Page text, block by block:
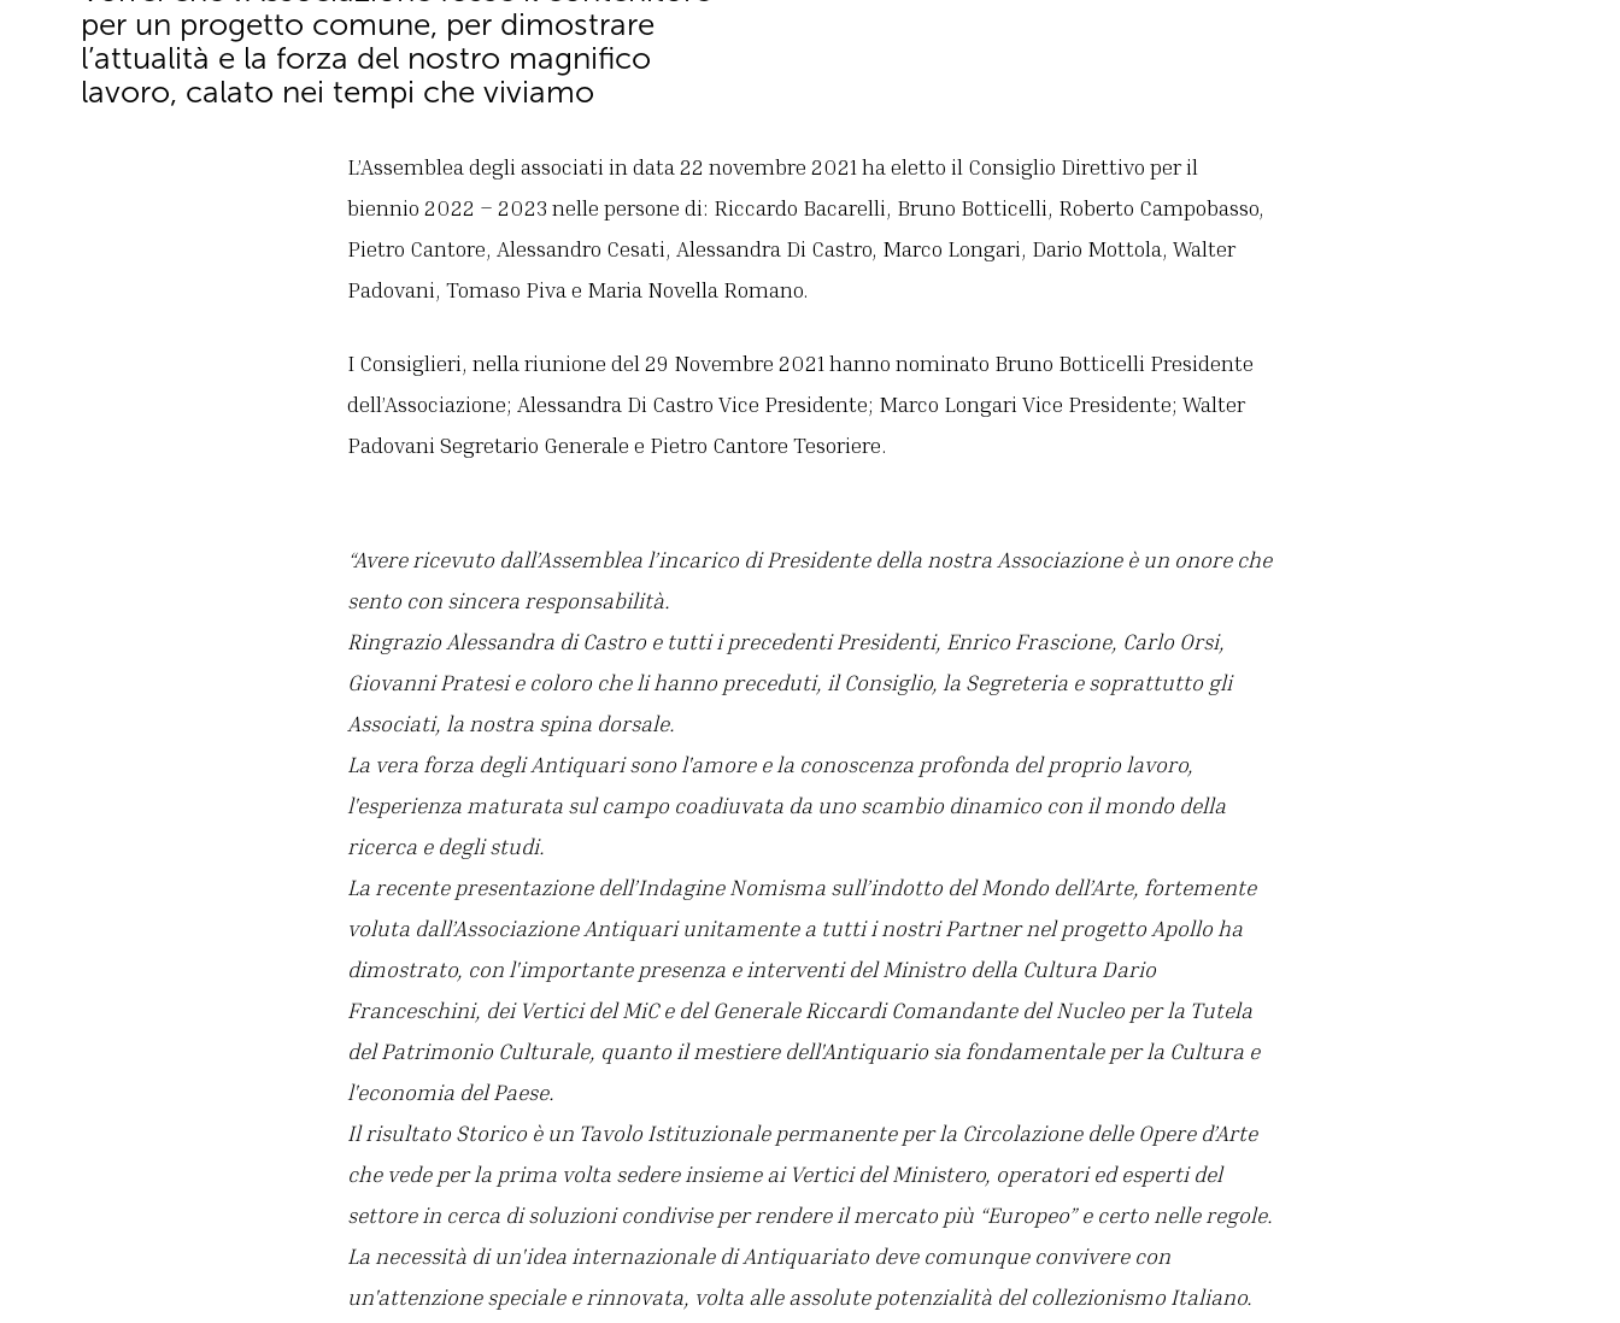
per un progetto comune, per dimostrare
l’attualità e la forza del nostro magnifico
lavoro, calato nei tempi che viviamo
L’Assemblea degli associati in data 22 novembre 2021 ha eletto il Consiglio Direttivo per il
biennio 2022 – 2023 nelle persone di: Riccardo Bacarelli, Bruno Botticelli, Roberto Campobasso,
Pietro Cantore, Alessandro Cesati, Alessandra Di Castro, Marco Longari, Dario Mottola, Walter
Padovani, Tomaso Piva e Maria Novella Romano.
I Consiglieri, nella riunione del 29 Novembre 2021 hanno nominato Bruno Botticelli Presidente
dell’Associazione; Alessandra Di Castro Vice Presidente; Marco Longari Vice Presidente; Walter
Padovani Segretario Generale e Pietro Cantore Tesoriere.
“Avere ricevuto dall’Assemblea l’incarico di Presidente della nostra Associazione è un onore che
sento con sincera responsabilità.
Ringrazio Alessandra di Castro e tutti i precedenti Presidenti, Enrico Frascione, Carlo Orsi,
Giovanni Pratesi e coloro che li hanno preceduti, il Consiglio, la Segreteria e soprattutto gli
Associati, la nostra spina dorsale.
La vera forza degli Antiquari sono l'amore e la conoscenza profonda del proprio lavoro,
l'esperienza maturata sul campo coadiuvata da uno scambio dinamico con il mondo della
ricerca e degli studi.
La recente presentazione dell’Indagine Nomisma sull’indotto del Mondo dell’Arte, fortemente
voluta dall’Associazione Antiquari unitamente a tutti i nostri Partner nel progetto Apollo ha
dimostrato, con l'importante presenza e interventi del Ministro della Cultura Dario
Franceschini, dei Vertici del MiC e del Generale Riccardi Comandante del Nucleo per la Tutela
del Patrimonio Culturale, quanto il mestiere dell'Antiquario sia fondamentale per la Cultura e
l'economia del Paese.
Il risultato Storico è un Tavolo Istituzionale permanente per la Circolazione delle Opere d’Arte
che vede per la prima volta sedere insieme ai Vertici del Ministero, operatori ed esperti del
settore in cerca di soluzioni condivise per rendere il mercato più “Europeo” e certo nelle regole.
La necessità di un'idea internazionale di Antiquariato deve comunque convivere con
un'attenzione speciale e rinnovata, volta alle assolute potenzialità del collezionismo Italiano.